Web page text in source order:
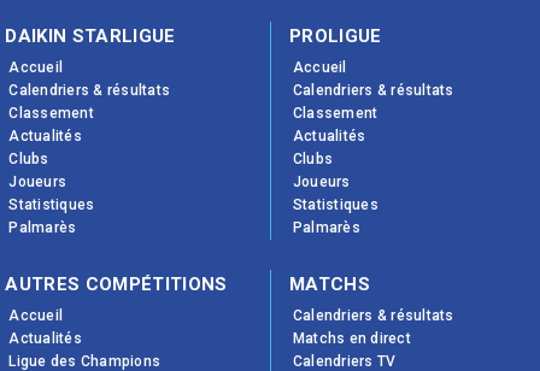
DAIKIN STARLIGUE
Accueil
Calendriers & résultats
Classement
Actualités
Clubs
Joueurs
Statistiques
Palmarès
PROLIGUE
Accueil
Calendriers & résultats
Classement
Actualités
Clubs
Joueurs
Statistiques
Palmarès
AUTRES COMPÉTITIONS
Accueil
Actualités
Ligue des Champions
MATCHS
Calendriers & résultats
Matchs en direct
Calendriers TV